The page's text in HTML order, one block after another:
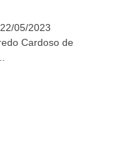
05/2023
Cardoso de